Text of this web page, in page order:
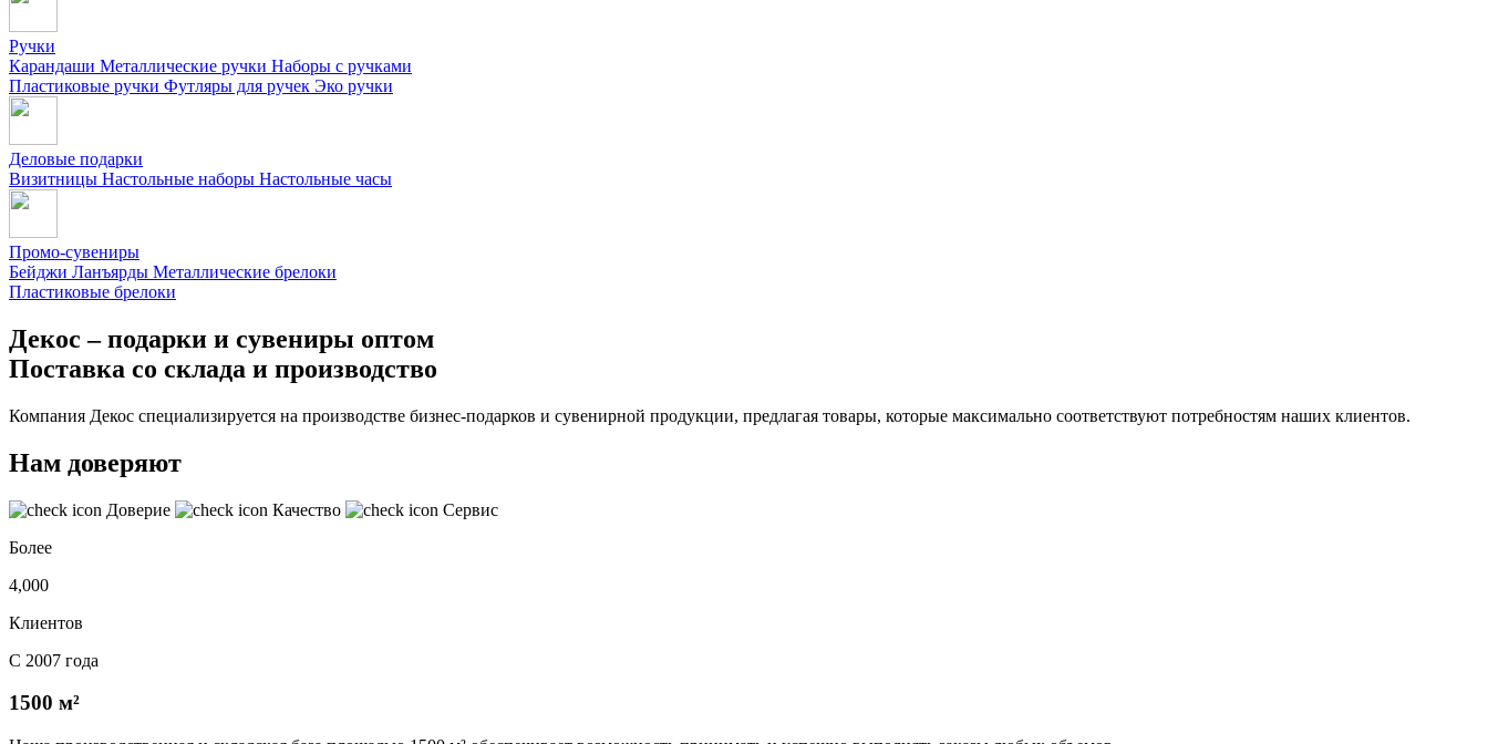
Ручки
Карандаши Металлические ручки Наборы с ручками
Пластиковые ручки Футляры для ручек Эко ручки
Деловые подарки
Визитницы Настольные наборы Настольные часы
Промо-сувениры
Бейджи Ланъярды Металлические брелоки
Пластиковые брелоки
Декос – подарки и сувениры оптом
Поставка со склада и производство
Компания Декос специализируется на производстве бизнес-подарков и сувенирной продукции, предлагая товары, которые максимально соответствуют потребностям наших клиентов.
Нам доверяют
Доверие Качество
Сервис
Более
4,000
Клиентов
С 2007 года
1500 м²